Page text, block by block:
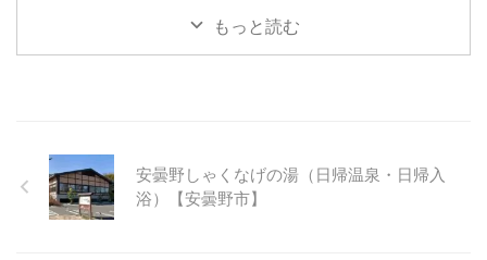
もっと読む
安曇野しゃくなげの湯（日帰温泉・日帰入
浴）【安曇野市】